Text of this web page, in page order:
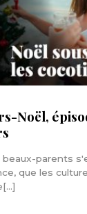
Noël,
parents
que les